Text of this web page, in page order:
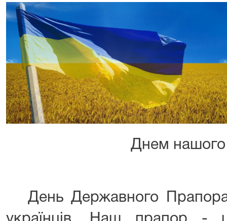
Днем нашого
День Державного Прапора